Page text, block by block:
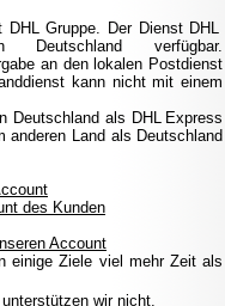
Gruppe. Der Dienst DHL
Deutschland verfügbar.
an den lokalen Postdienst
kann nicht mit einem
Deutschland als DHL Express
anderen Land als Deutschland
des Kunden
Account
einige Ziele viel mehr Zeit als
wir nicht.